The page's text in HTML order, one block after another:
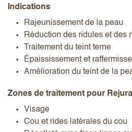
Indications
Rajeunissement de la peau
Réduction des ridules et des
Traitement du teint terne
Épaississement et
Amélioration du teint de la
Zones de traitement pour
Visage
Cou et rides latérales du cou